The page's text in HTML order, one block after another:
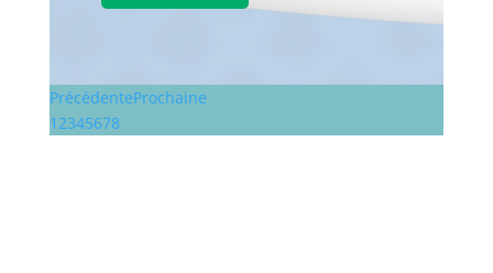
PrécédenteProchaine
12345678